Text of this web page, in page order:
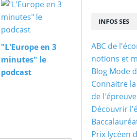
"L'Europe en 3
minutes" le
podcast
INFOS SES
ABC de
notions et
Blog Mode
Connaitre
de
Découvrir
Prix lycéen